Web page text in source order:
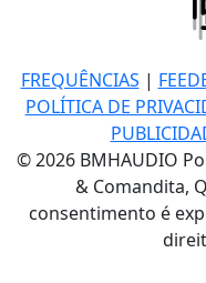
FREQUÊNCIAS |
POLÍTICA DE
© 2026 BMHAUDIO
& Comandita,
consentimento é